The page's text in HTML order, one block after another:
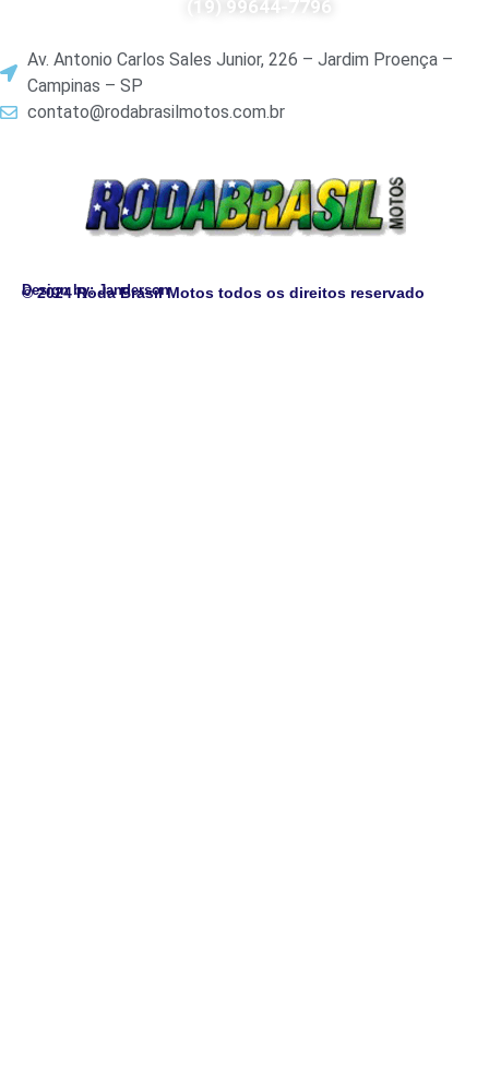
(19) 99644-7796
Av. Antonio Carlos Sales Junior, 226 – Jardim Proença –
Campinas – SP
contato@rodabrasilmotos.com.br
© 2024 Roda Brasil Motos todos os direitos reservado
Design by: Janderson